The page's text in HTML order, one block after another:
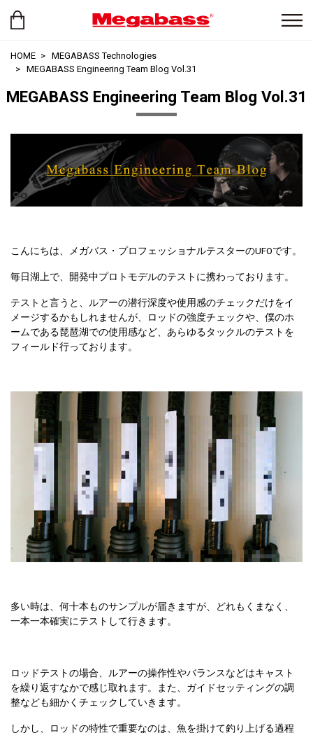
HOME
MEGABASS Technologies
MEGABASS Engineering Team Blog Vol.31
MEGABASS Engineering Team Blog Vol.31
こんにちは、メガバス・プロフェッショナルテスターのUFOです。
毎日湖上で、開発中プロトモデルのテストに携わっております。
テストと言うと、ルアーの潜行深度や使用感のチェックだけをイ
メージするかもしれませんが、ロッドの強度チェックや、僕のホ
ームである琵琶湖での使用感など、あらゆるタックルのテストを
フィールド行っております。
多い時は、何十本ものサンプルが届きますが、どれもくまなく、
一本一本確実にテストして行きます。
ロッドテストの場合、ルアーの操作性やバランスなどはキャスト
を繰り返すなかで感じ取れます。また、ガイドセッティングの調
整なども細かくチェックしていきます。
しかし、ロッドの特性で重要なのは、魚を掛けて釣り上げる過程